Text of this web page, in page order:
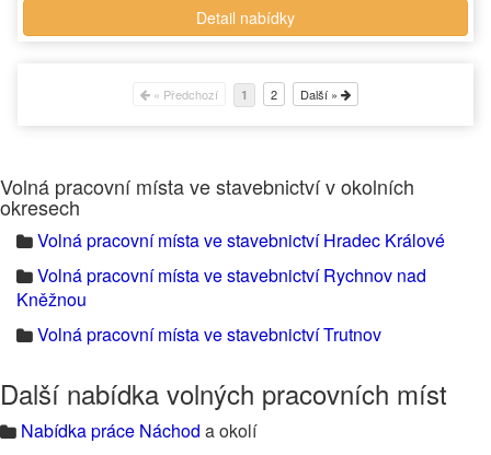
Detail nabídky
« Předchozí 1 2 Další »
Volná pracovní místa ve stavebnictví v okolních
okresech
Volná pracovní místa ve stavebnictví Hradec Králové
Volná pracovní místa ve stavebnictví Rychnov nad
Kněžnou
Volná pracovní místa ve stavebnictví Trutnov
Další nabídka volných pracovních míst
Nabídka práce Náchod a okolí